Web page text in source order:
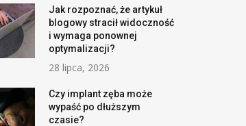
Jak rozpoznać, że artykuł
blogowy stracił widoczność
i wymaga ponownej
optymalizacji?
28 lipca, 2026
Czy implant zęba może
wypaść po dłuższym
czasie?